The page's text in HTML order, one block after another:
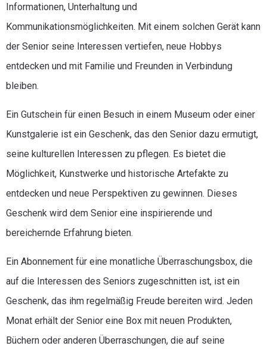
Informationen, Unterhaltung und
Kommunikationsmöglichkeiten. Mit einem solchen Gerät kann
der Senior seine Interessen vertiefen, neue Hobbys
entdecken und mit Familie und Freunden in Verbindung
bleiben.
Ein Gutschein für einen Besuch in einem Museum oder einer
Kunstgalerie ist ein Geschenk, das den Senior dazu ermutigt,
seine kulturellen Interessen zu pflegen. Es bietet die
Möglichkeit, Kunstwerke und historische Artefakte zu
entdecken und neue Perspektiven zu gewinnen. Dieses
Geschenk wird dem Senior eine inspirierende und
bereichernde Erfahrung bieten.
Ein Abonnement für eine monatliche Überraschungsbox, die
auf die Interessen des Seniors zugeschnitten ist, ist ein
Geschenk, das ihm regelmäßig Freude bereiten wird. Jeden
Monat erhält der Senior eine Box mit neuen Produkten,
Büchern oder anderen Überraschungen, die auf seine